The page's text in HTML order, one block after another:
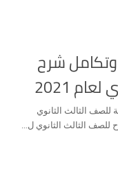
شرح
2021
الثالث الثانوي